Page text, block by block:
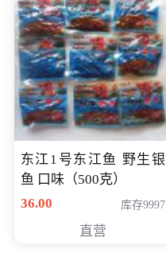
东江1号东江鱼 野生银
鱼 口味（500克）
36.00
库存9997
直营